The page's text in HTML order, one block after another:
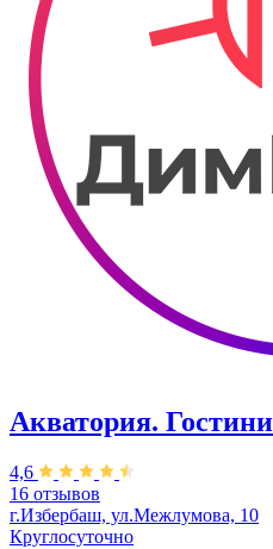
Акватория.
4,6
16 отзывов
г.Избербаш, ул.Межлумова, 10
Круглосуточно